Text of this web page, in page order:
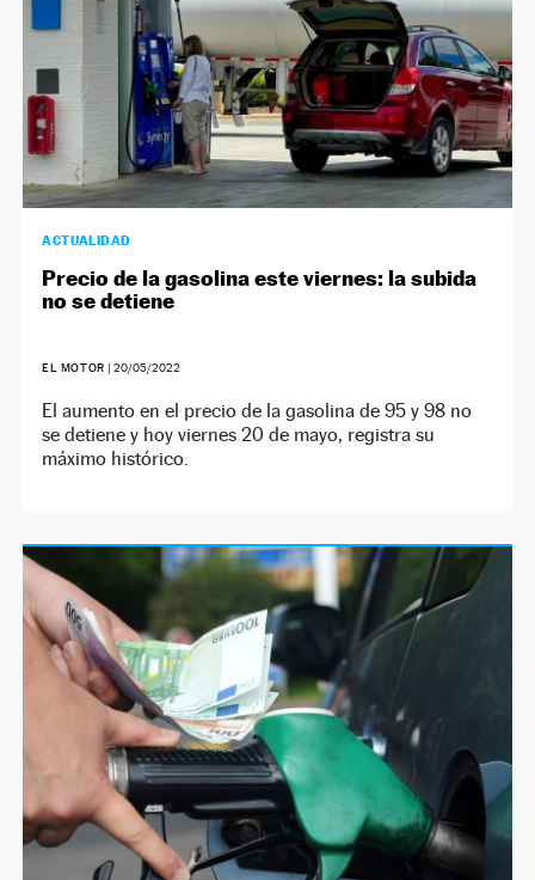
ACTUALIDAD
Precio de la gasolina este viernes: la subida
no se detiene
EL MOTOR | 20/05/2022
El aumento en el precio de la gasolina de 95 y 98 no
se detiene y hoy viernes 20 de mayo, registra su
máximo histórico.